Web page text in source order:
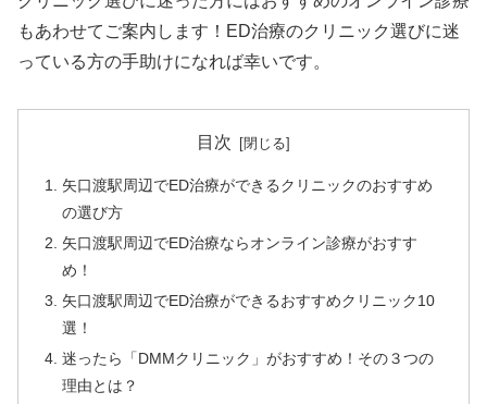
もあわせてご案内します！ED治療のクリニック選びに迷
っている方の手助けになれば幸いです。
目次
矢口渡駅周辺でED治療ができるクリニックのおすすめ
の選び方
矢口渡駅周辺でED治療ならオンライン診療がおすす
め！
矢口渡駅周辺でED治療ができるおすすめクリニック10
選！
迷ったら「DMMクリニック」がおすすめ！その３つの
理由とは？